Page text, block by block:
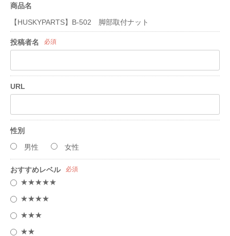
商品名
【HUSKYPARTS】B-502 脚部取付ナット
投稿者名 必須
URL
性別
男性
女性
おすすめレベル 必須
★★★★★
★★★★
★★★
★★